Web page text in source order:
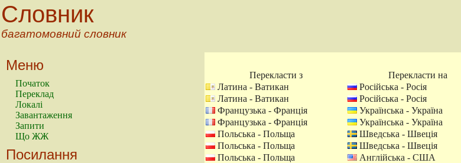
Словник
багатомовний словник
Меню
Початок
Переклад
Локалі
Завантаження
Запити
Що ЖЖ
Посилання
Перекласти з Перекласти на
Латина - Ватикан
Російська - Росія
Латина - Ватикан
Російська - Росія
Французька - Франція
Українська - Україна
Французька - Франція
Українська - Україна
Польська - Польща
Шведська - Швеція
Польська - Польща
Шведська - Швеція
Польська - Польща
Англійська - США